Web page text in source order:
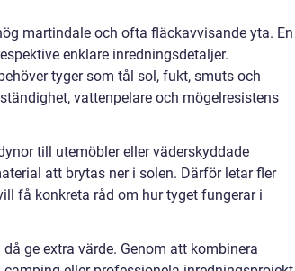
martindale och ofta fläckavvisande yta. En
enklare inredningsdetaljer.
tyger som tål sol, fukt, smuts och
vattenpelare och mögelresistens
till utemöbler eller väderskyddade
att brytas ner i solen. Därför letar fler
få konkreta råd om hur tyget fungerar i
ge extra värde. Genom att kombinera